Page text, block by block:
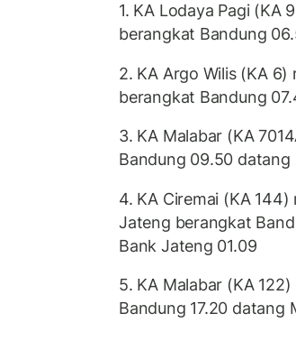
1. KA Lodaya Pagi (KA
berangkat Bandung
2. KA Argo Wilis (KA 6)
berangkat Bandung
3. KA Malabar (KA
Bandung 09.50 datang
4. KA Ciremai (KA
Jateng berangkat
Bank Jateng 01.09
5. KA Malabar (KA
Bandung 17.20 datang